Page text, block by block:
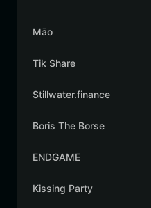
Māo
Tik Share
Stillwater.finance
Boris The Borse
ENDGAME
Kissing Party